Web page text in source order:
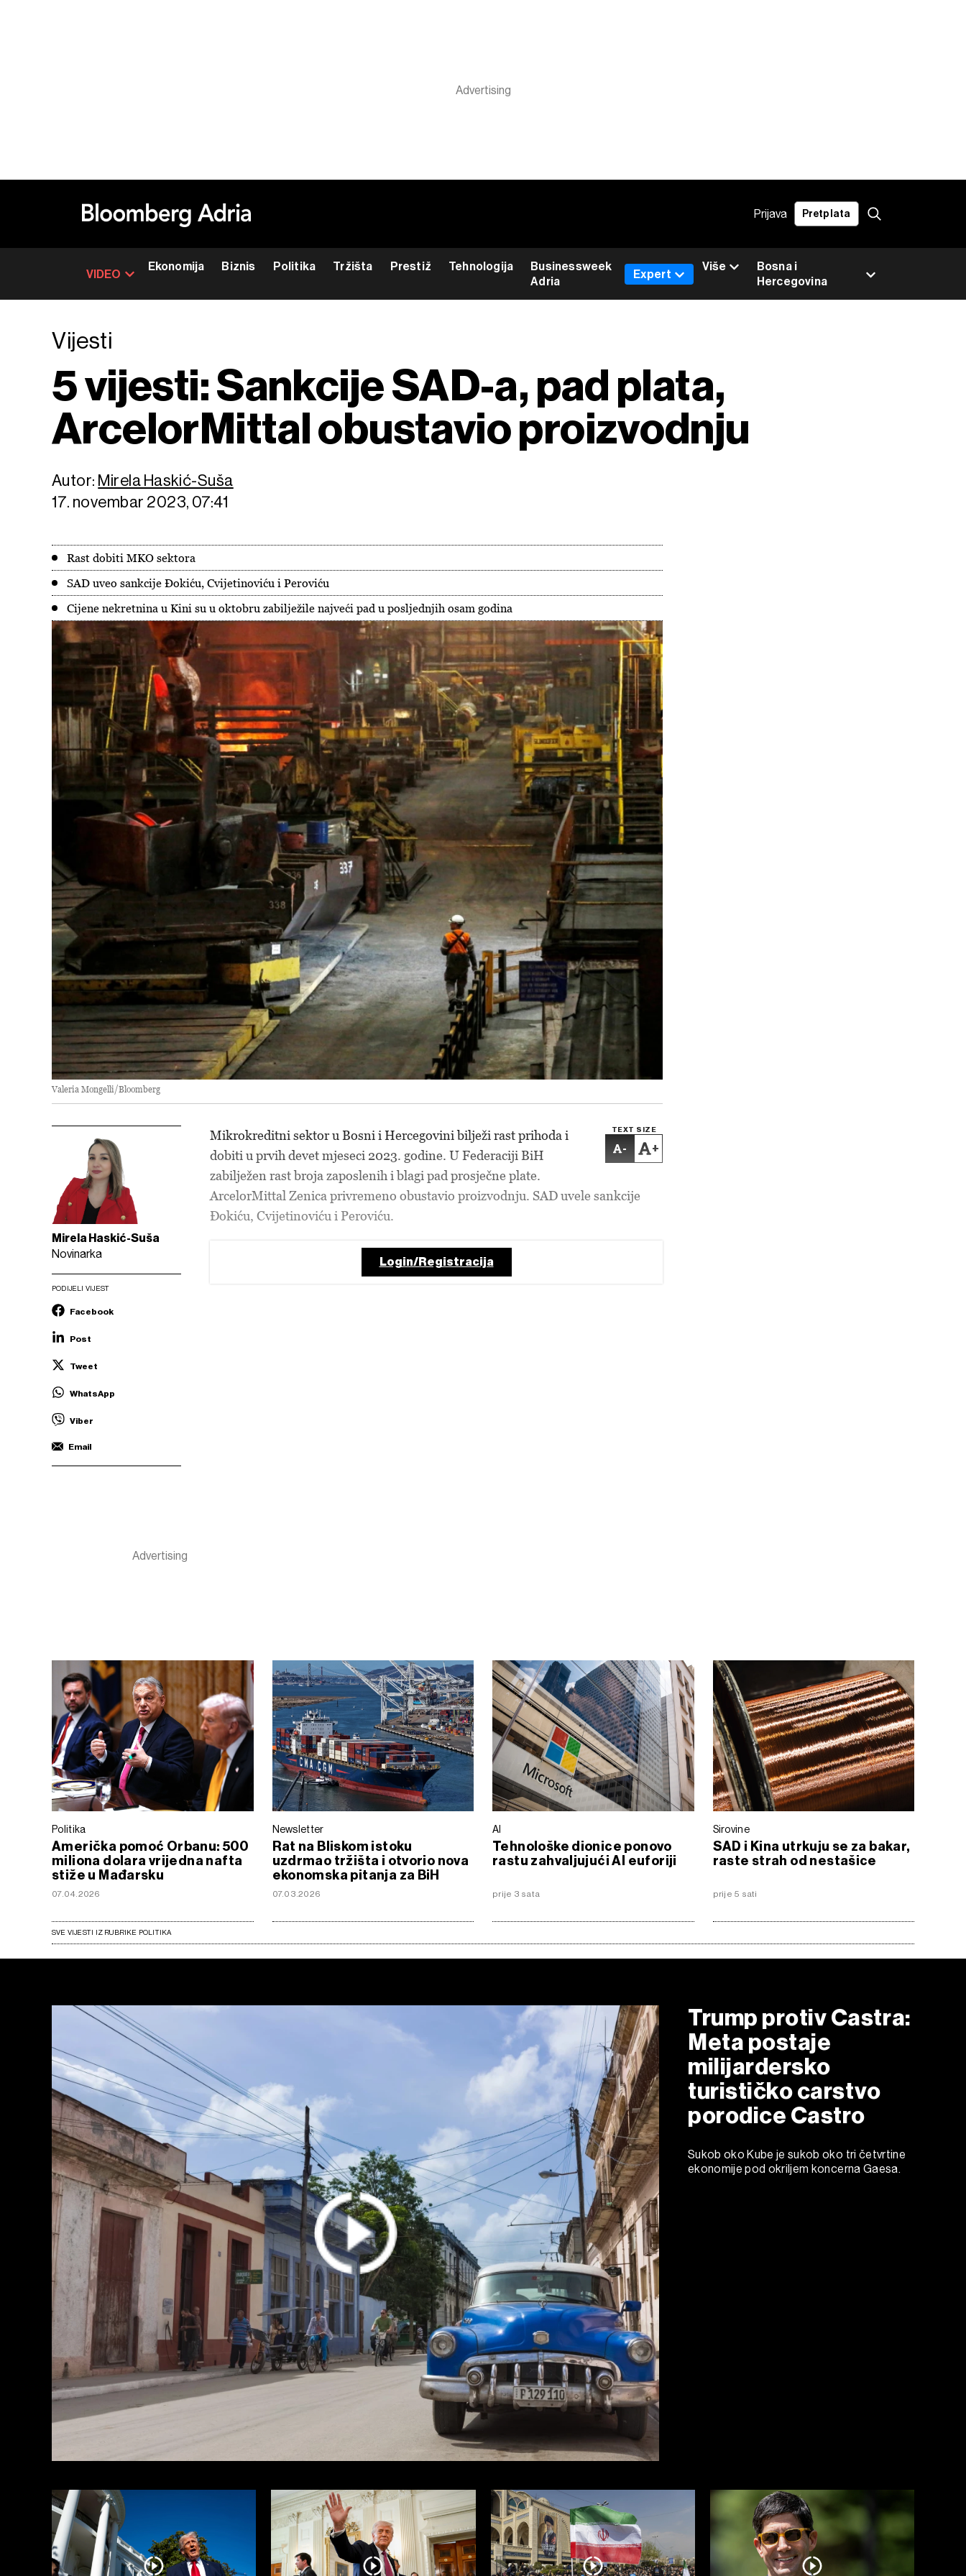
Prijava Pretplata
VIDEO
Ekonomija Biznis Politika Tržišta Prestiž Tehnologija
Businessweek
Adria
Bosna i
Hercegovina
Expert
Više
Vijesti
5 vijesti: Sankcije SAD-a, pad plata,
ArcelorMittal obustavio proizvodnju
Autor: Mirela Haskić-Suša
17. novembar 2023, 07:41
Rast dobiti MKO sektora
SAD uveo sankcije Đokiću, Cvijetinoviću i Peroviću
Cijene nekretnina u Kini su u oktobru zabilježile najveći pad u posljednjih osam godina
Valeria Mongelli/Bloomberg
Mirela Haskić-Suša
Novinarka
PODIJELI VIJEST
Facebook
Post
Tweet
WhatsApp
Viber
Email
TEXT SIZE
- +
Mikrokreditni sektor u Bosni i Hercegovini bilježi rast prihoda i
dobiti u prvih devet mjeseci 2023. godine. U Federaciji BiH
zabilježen rast broja zaposlenih i blagi pad prosječne plate.
ArcelorMittal Zenica privremeno obustavio proizvodnju. SAD uvele sankcije
Đokiću, Cvijetinoviću i Peroviću.
Login/Registracija
Politika
Američka pomoć Orbanu: 500
miliona dolara vrijedna nafta
stiže u Mađarsku
07.04.2026
Newsletter
Rat na Bliskom istoku
uzdrmao tržišta i otvorio nova
ekonomska pitanja za BiH
07.03.2026
AI
Tehnološke dionice ponovo
rastu zahvaljujući AI euforiji
prije 3 sata
Sirovine
SAD i Kina utrkuju se za bakar,
raste strah od nestašice
prije 5 sati
SVE VIJESTI IZ RUBRIKE POLITIKA
Trump protiv Castra:
Meta postaje
milijardersko
turističko carstvo
porodice Castro
Sukob oko Kube je sukob oko tri četvrtine
ekonomije pod okriljem koncerna Gaesa.